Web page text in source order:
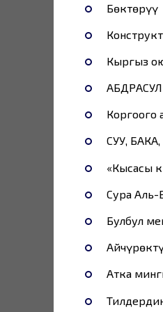
Бөктөрүү
Кыргыз
Коргоого
СУУ,
«Кысасы
Сура Аль-
Булбул
Атка